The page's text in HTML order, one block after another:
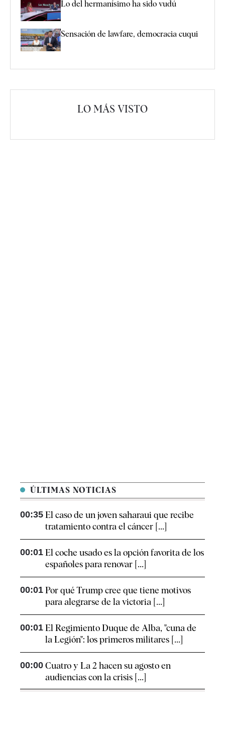
Lo del hermanísimo ha sido vudú
Sensación de lawfare, democracia cuqui
LO MÁS VISTO
ÚLTIMAS NOTICIAS
00:35 El caso de un joven saharaui que recibe
tratamiento contra el cáncer [...]
00:01 El coche usado es la opción favorita de los
españoles para renovar [...]
00:01 Por qué Trump cree que tiene motivos
para alegrarse de la victoria [...]
00:01 El Regimiento Duque de Alba, "cuna de
la Legión": los primeros militares [...]
00:00 Cuatro y La 2 hacen su agosto en
audiencias con la crisis [...]